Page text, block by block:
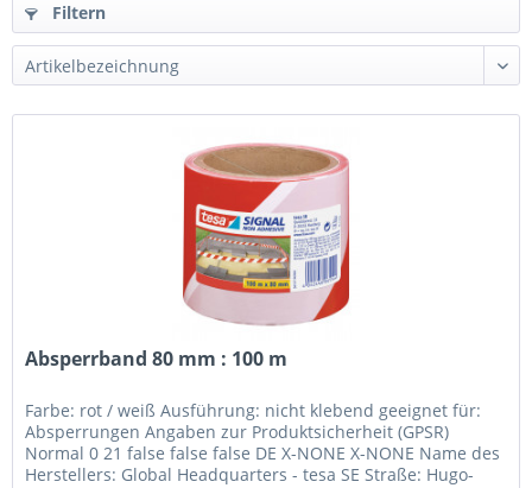
Filtern
Absperrband 80 mm : 100 m
Farbe: rot / weiß Ausführung: nicht klebend geeignet für:
Absperrungen Angaben zur Produktsicherheit (GPSR)
Normal 0 21 false false false DE X-NONE X-NONE Name des
Herstellers: Global Headquarters - tesa SE Straße: Hugo-